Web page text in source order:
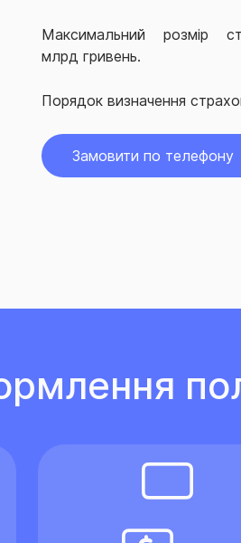
Максимальний розмір
млрд гривень.
Порядок визначення
Замовити по телефону